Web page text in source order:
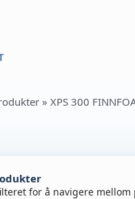
»XPS 300
for å navigere